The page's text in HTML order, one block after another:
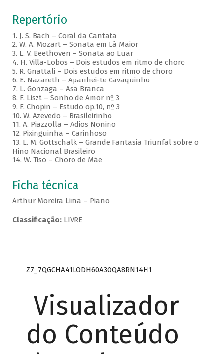
Repertório
1. J. S. Bach – Coral da Cantata
2. W. A. Mozart – Sonata em Lá Maior
3. L. V. Beethoven – Sonata ao Luar
4. H. Villa-Lobos – Dois estudos em ritmo de choro
5. R. Gnattali – Dois estudos em ritmo de choro
6. E. Nazareth – Apanhei-te Cavaquinho
7. L. Gonzaga – Asa Branca
8. F. Liszt – Sonho de Amor nº 3
9. F. Chopin – Estudo op.10, nº 3
10. W. Azevedo – Brasileirinho
11. A. Piazzolla – Adios Nonino
12. Pixinguinha – Carinhoso
13. L. M. Gottschalk – Grande Fantasia Triunfal sobre o
Hino Nacional Brasileiro
14. W. Tiso – Choro de Mãe
Ficha técnica
Arthur Moreira Lima – Piano
Classificação:LIVRE
Z7_7QGCHA41LODH60A3OQA8RN14H1
Visualizador
do Conteúdo